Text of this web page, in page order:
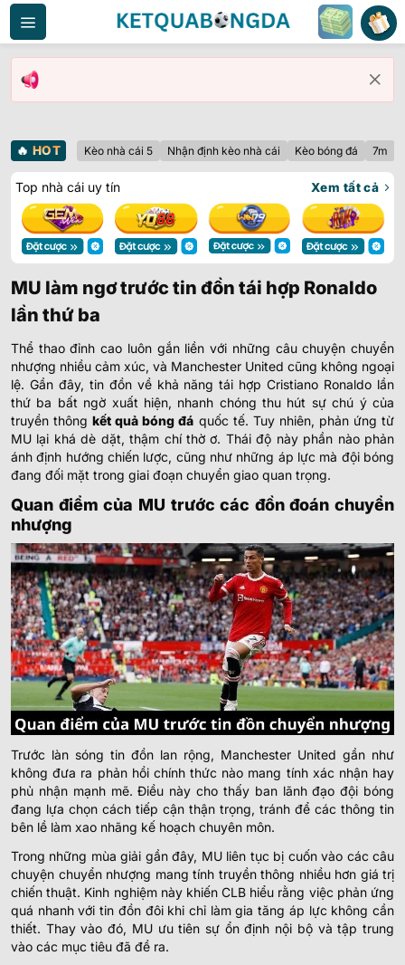
Bỏ
qua
nội
dung
🔥 HOT Kèo nhà cái 5 Nhận định kèo nhà cái Kèo bóng đá 7m
Top nhà cái uy tín Xem tất cả
MU làm ngơ trước tin đồn tái hợp Ronaldo
lần thứ ba
Thể thao đỉnh cao luôn gắn liền với những câu chuyện chuyển
nhượng nhiều cảm xúc, và Manchester United cũng không ngoại
lệ. Gần đây, tin đồn về khả năng tái hợp Cristiano Ronaldo lần
thứ ba bất ngờ xuất hiện, nhanh chóng thu hút sự chú ý của
truyền thôngkết quả bóng đá quốc tế. Tuy nhiên, phản ứng từ
MU lại khá dè dặt, thậm chí thờ ơ. Thái độ này phần nào phản
ánh định hướng chiến lược, cũng như những áp lực mà đội bóng
đang đối mặt trong giai đoạn chuyển giao quan trọng.
Quan điểm của MU trước các đồn đoán chuyển
nhượng
Trước làn sóng tin đồn lan rộng, Manchester United gần như
không đưa ra phản hồi chính thức nào mang tính xác nhận hay
phủ nhận mạnh mẽ. Điều này cho thấy ban lãnh đạo đội bóng
đang lựa chọn cách tiếp cận thận trọng, tránh để các thông tin
bên lề làm xao nhãng kế hoạch chuyên môn.
Trong những mùa giải gần đây, MU liên tục bị cuốn vào các câu
chuyện chuyển nhượng mang tính truyền thông nhiều hơn giá trị
chiến thuật. Kinh nghiệm này khiến CLB hiểu rằng việc phản ứng
quá nhanh với tin đồn đôi khi chỉ làm gia tăng áp lực không cần
thiết. Thay vào đó, MU ưu tiên sự ổn định nội bộ và tập trung
vào các mục tiêu đã đề ra.